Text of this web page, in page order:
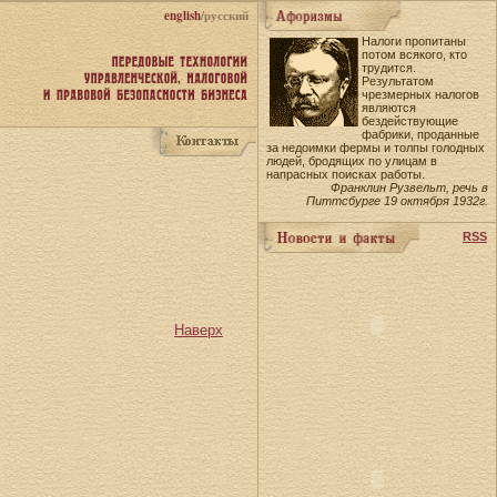
english/русский
Наверх
Налоги пропитаны
потом всякого, кто
трудится.
Результатом
чрезмерных налогов
являются
бездействующие
фабрики, проданные
за недоимки фермы и толпы голодных
людей, бродящих по улицам в
напрасных поисках работы.
Франклин Рузвельт, речь в
Питтсбурге 19 октября 1932г.
RSS